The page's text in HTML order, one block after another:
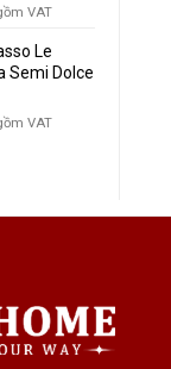
VAT
Le
Semi Dolce
VAT